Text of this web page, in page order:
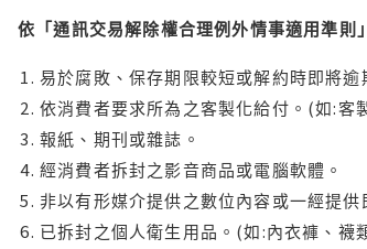
依「通訊交易解除權合理例外情事適用準則
易於腐敗、保存期限較短或解約時即將
依消費者要求所為之客製化給付。(如:客
報紙、期刊或雜誌。
經消費者拆封之影音商品或電腦軟體。
非以有形媒介提供之數位內容或一經提
已拆封之個人衛生用品。(如:內衣褲、襪